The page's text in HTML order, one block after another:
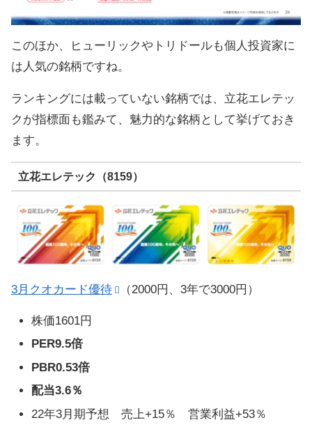
このほか、ヒューリックやトリドールも個人投資家に
は人気の銘柄ですね。
ランキングには載っていない銘柄では、立花エレテッ
クが指標面も鑑みて、魅力的な銘柄として挙げておき
ます。
立花エレテック（8159）
3月クオカード優待 （2000円、3年で3000円）
株価1601円
PER9.5倍
PBR0.53倍
配当3.6％
22年3月期予想 売上+15％ 営業利益+53％